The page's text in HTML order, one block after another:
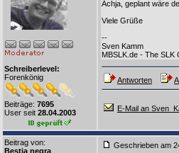
Schreiberlevel:
Forenkönig
Beiträge: 7695
User seit 28.04.2003
Achja, geplant wäre
Viele Grüße
--
Sven Kamm
MBSLK.de - The SLK
Antworten
E-Mail an
Beitrag von:
Bestia negra
Geschrieben